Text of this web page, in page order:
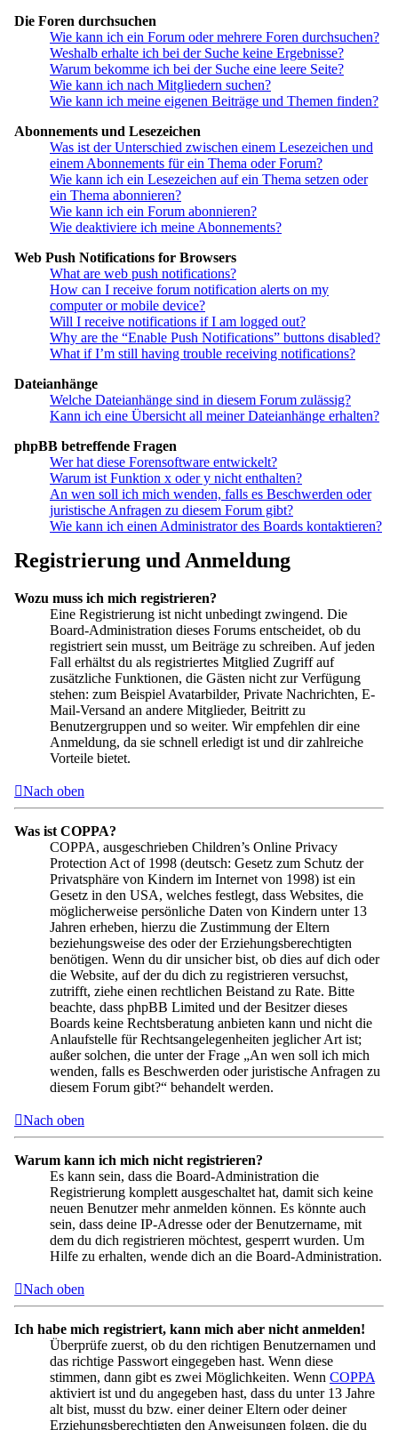
Die Foren durchsuchen
Wie kann ich ein Forum oder mehrere Foren durchsuchen?
Weshalb erhalte ich bei der Suche keine Ergebnisse?
Warum bekomme ich bei der Suche eine leere Seite?
Wie kann ich nach Mitgliedern suchen?
Wie kann ich meine eigenen Beiträge und Themen finden?
Abonnements und Lesezeichen
Was ist der Unterschied zwischen einem Lesezeichen und
einem Abonnements für ein Thema oder Forum?
Wie kann ich ein Lesezeichen auf ein Thema setzen oder
ein Thema abonnieren?
Wie kann ich ein Forum abonnieren?
Wie deaktiviere ich meine Abonnements?
Web Push Notifications for Browsers
What are web push notifications?
How can I receive forum notification alerts on my
computer or mobile device?
Will I receive notifications if I am logged out?
Why are the “Enable Push Notifications” buttons disabled?
What if I’m still having trouble receiving notifications?
Dateianhänge
Welche Dateianhänge sind in diesem Forum zulässig?
Kann ich eine Übersicht all meiner Dateianhänge erhalten?
phpBB betreffende Fragen
Wer hat diese Forensoftware entwickelt?
Warum ist Funktion x oder y nicht enthalten?
An wen soll ich mich wenden, falls es Beschwerden oder
juristische Anfragen zu diesem Forum gibt?
Wie kann ich einen Administrator des Boards kontaktieren?
Registrierung und Anmeldung
Wozu muss ich mich registrieren?
Eine Registrierung ist nicht unbedingt zwingend. Die
Board-Administration dieses Forums entscheidet, ob du
registriert sein musst, um Beiträge zu schreiben. Auf jeden
Fall erhältst du als registriertes Mitglied Zugriff auf
zusätzliche Funktionen, die Gästen nicht zur Verfügung
stehen: zum Beispiel Avatarbilder, Private Nachrichten, E-
Mail-Versand an andere Mitglieder, Beitritt zu
Benutzergruppen und so weiter. Wir empfehlen dir eine
Anmeldung, da sie schnell erledigt ist und dir zahlreiche
Vorteile bietet.
Nach oben
Was ist COPPA?
COPPA, ausgeschrieben Children’s Online Privacy
Protection Act of 1998 (deutsch: Gesetz zum Schutz der
Privatsphäre von Kindern im Internet von 1998) ist ein
Gesetz in den USA, welches festlegt, dass Websites, die
möglicherweise persönliche Daten von Kindern unter 13
Jahren erheben, hierzu die Zustimmung der Eltern
beziehungsweise des oder der Erziehungsberechtigten
benötigen. Wenn du dir unsicher bist, ob dies auf dich oder
die Website, auf der du dich zu registrieren versuchst,
zutrifft, ziehe einen rechtlichen Beistand zu Rate. Bitte
beachte, dass phpBB Limited und der Besitzer dieses
Boards keine Rechtsberatung anbieten kann und nicht die
Anlaufstelle für Rechtsangelegenheiten jeglicher Art ist;
außer solchen, die unter der Frage „An wen soll ich mich
wenden, falls es Beschwerden oder juristische Anfragen zu
diesem Forum gibt?“ behandelt werden.
Nach oben
Warum kann ich mich nicht registrieren?
Es kann sein, dass die Board-Administration die
Registrierung komplett ausgeschaltet hat, damit sich keine
neuen Benutzer mehr anmelden können. Es könnte auch
sein, dass deine IP-Adresse oder der Benutzername, mit
dem du dich registrieren möchtest, gesperrt wurden. Um
Hilfe zu erhalten, wende dich an die Board-Administration.
Nach oben
Ich habe mich registriert, kann mich aber nicht anmelden!
Überprüfe zuerst, ob du den richtigen Benutzernamen und
das richtige Passwort eingegeben hast. Wenn diese
stimmen, dann gibt es zwei Möglichkeiten. Wenn COPPA
aktiviert ist und du angegeben hast, dass du unter 13 Jahre
alt bist, musst du bzw. einer deiner Eltern oder deiner
Erziehungsberechtigten den Anweisungen folgen, die du